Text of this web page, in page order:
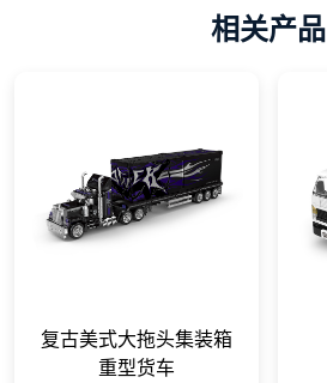
相关产品
复古美式大拖头集装箱
重型货车